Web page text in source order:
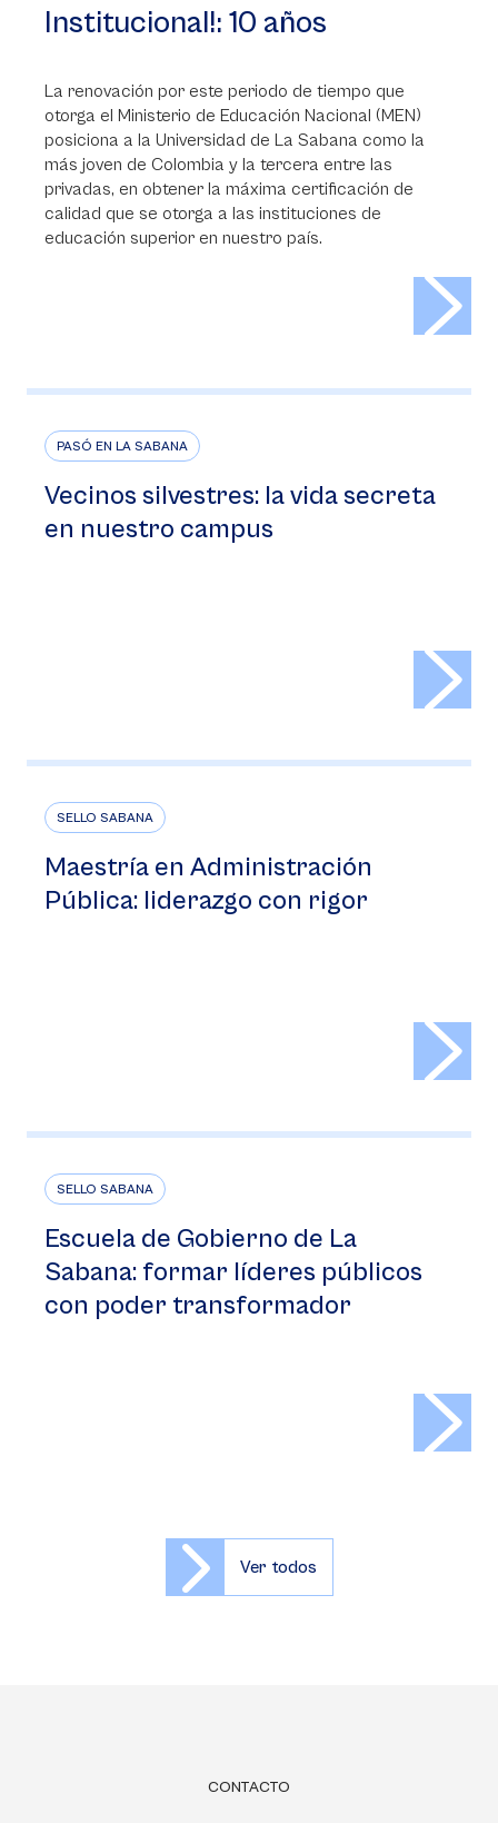
Institucional!: 10 años
La renovación por este periodo de tiempo que
otorga el Ministerio de Educación Nacional (MEN)
posiciona a la Universidad de La Sabana como la
más joven de Colombia y la tercera entre las
privadas, en obtener la máxima certificación de
calidad que se otorga a las instituciones de
educación superior en nuestro país.
PASÓ EN LA SABANA
Vecinos silvestres: la vida secreta
en nuestro campus
SELLO SABANA
Maestría en Administración
Pública: liderazgo con rigor
SELLO SABANA
Escuela de Gobierno de La
Sabana: formar líderes públicos
con poder transformador
Ver todos
CONTACTO